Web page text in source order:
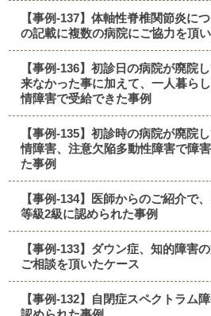
【事例-137】体軸性脊椎関節炎に
の記載に複数の病院にご協力を頂
【事例-136】初診日の病院が廃院
来なかった事に加えて、一人暮ら
情障害で受給できた事例
【事例-135】初診時の病院が廃院
情障害、注意欠陥多動性障害で障
た事例
【事例-134】医師からのご紹介で
等級2級に認められた事例
【事例-133】ダウン症、知的障害
ご相談を頂いたケース
【事例-132】自閉症スペクトラム